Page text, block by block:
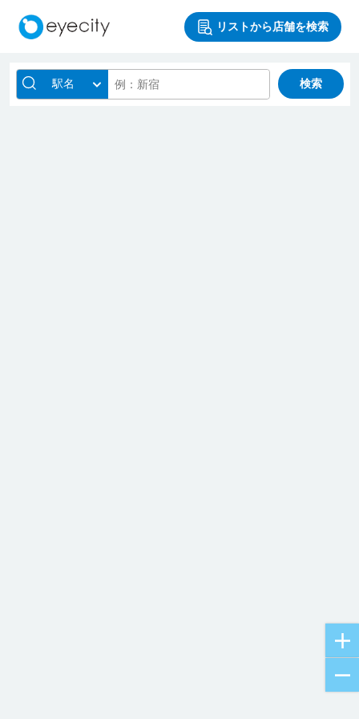
リストから店舗を検索
駅名 検索